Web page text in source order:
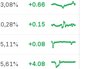
3,08% +0.66
0,28% +0.15
5,11% +0.08
5,61% +4.08